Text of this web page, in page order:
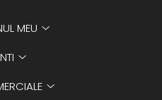
MEU